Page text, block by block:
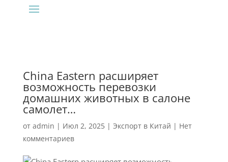
China Eastern расширяет
возможность перевозки
домашних животных в салоне
самолет…
от admin | Июл 2, 2025| Экспорт в Китай | Нет
комментариев